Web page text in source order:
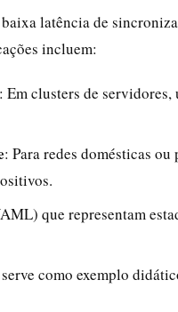
latência de
incluem:
: Em clusters de
: Para redes domésticas ou
que representam
como exemplo